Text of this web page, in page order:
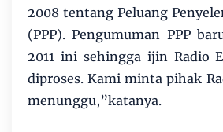
2008 tentang Peluang
(PPP). Pengumuman PPP
2011 ini sehingga ijin Radio
diproses. Kami minta pihak
menunggu,”katanya.